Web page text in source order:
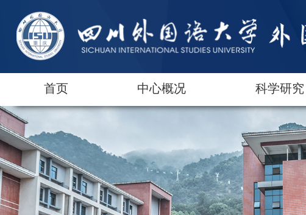
首页 中心概况 科学研究